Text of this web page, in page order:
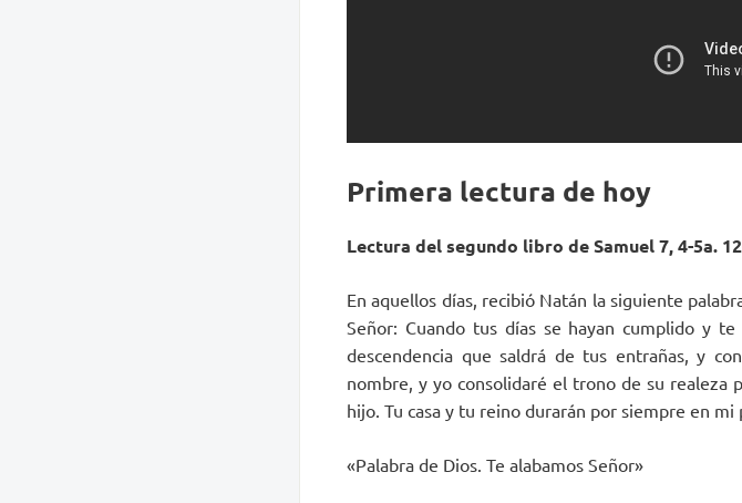
Primera lectura de hoy
Lectura del segundo libro de Samuel 7, 4-5a.
En aquellos días, recibió Natán la siguiente
Señor: Cuando tus días se hayan cumplido y
descendencia que saldrá de tus entrañas, y
nombre, y yo consolidaré el trono de su realeza
hijo. Tu casa y tu reino durarán por siempre en
«Palabra de Dios. Te alabamos Señor»